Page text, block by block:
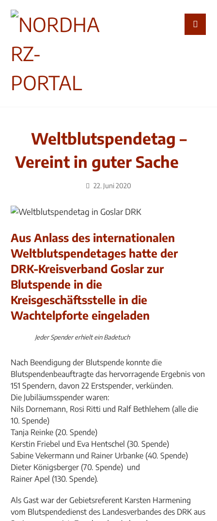
Weltblutspendetag –
Vereint in guter Sache
22. Juni 2020
Aus Anlass des internationalen
Weltblutspendetages hatte der
DRK-Kreisverband Goslar zur
Blutspende in die
Kreisgeschäftsstelle in die
Wachtelpforte eingeladen
Jeder Spender erhielt ein Badetuch
Nach Beendigung der Blutspende konnte die
Blutspendenbeauftragte das hervorragende Ergebnis von
151 Spendern, davon 22 Erstspender, verkünden.
Die Jubiläumsspender waren:
Nils Dornemann, Rosi Ritti und Ralf Bethlehem (alle die
10. Spende)
Tanja Reinke (20. Spende)
Kerstin Friebel und Eva Hentschel (30. Spende)
Sabine Vekermann und Rainer Urbanke (40. Spende)
Dieter Königsberger (70. Spende) und
Rainer Apel (130. Spende).
Als Gast war der Gebietsreferent Karsten Harmening
vom Blutspendedienst des Landesverbandes des DRK aus